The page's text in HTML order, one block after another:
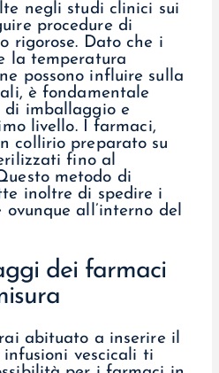
negli studi clinici sui
procedure di
rigorose. Dato che i
la temperatura
possono influire sulla
è fondamentale
di imballaggio e
livello. I farmaci,
collirio preparato su
fino al
metodo di
inoltre di spedire i
all’interno del
dei farmaci
abituato a inserire il
vescicali ti